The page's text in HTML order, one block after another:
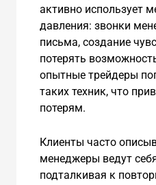
активно использует
давления: звонки
письма, создание
потерять
опытные трейдеры
таких техник, что
потерям.
Клиенты часто
менеджеры ведут
подталкивая к